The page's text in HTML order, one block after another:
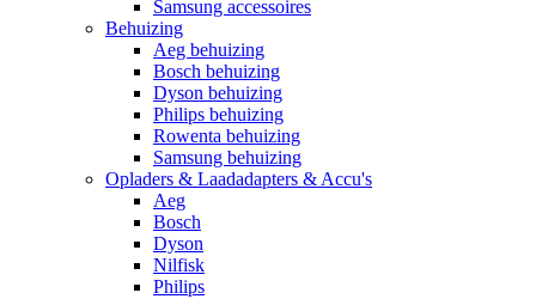
Samsung accessoires
Behuizing
Aeg behuizing
Bosch behuizing
Dyson behuizing
Philips behuizing
Rowenta behuizing
Samsung behuizing
Opladers & Laadadapters & Accu's
Aeg
Bosch
Dyson
Nilfisk
Philips